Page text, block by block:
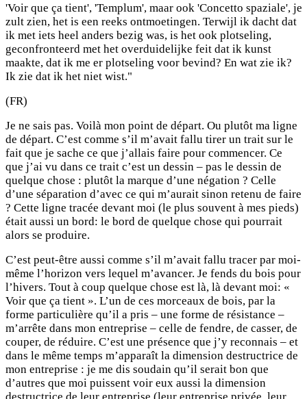
'Voir que ça tient', 'Templum', maar ook 'Concetto spaziale', je
zult zien, het is een reeks ontmoetingen. Terwijl ik dacht dat
ik met iets heel anders bezig was, is het ook plotseling,
geconfronteerd met het overduidelijke feit dat ik kunst
maakte, dat ik me er plotseling voor bevind? En wat zie ik?
Ik zie dat ik het niet wist."
(FR)
Je ne sais pas. Voilà mon point de départ. Ou plutôt ma ligne
de départ. C’est comme s’il m’avait fallu tirer un trait sur le
fait que je sache ce que j’allais faire pour commencer. Ce
que j’ai vu dans ce trait c’est un dessin – pas le dessin de
quelque chose : plutôt la marque d’une négation ? Celle
d’une séparation d’avec ce qui m’aurait sinon retenu de faire
? Cette ligne tracée devant moi (le plus souvent à mes pieds)
était aussi un bord: le bord de quelque chose qui pourrait
alors se produire.
C’est peut-être aussi comme s’il m’avait fallu tracer par moi-
même l’horizon vers lequel m’avancer. Je fends du bois pour
l’hivers. Tout à coup quelque chose est là, là devant moi: «
Voir que ça tient ». L’un de ces morceaux de bois, par la
forme particulière qu’il a pris – une forme de résistance –
m’arrête dans mon entreprise – celle de fendre, de casser, de
couper, de réduire. C’est une présence que j’y reconnais – et
dans le même temps m’apparaît la dimension destructrice de
mon entreprise : je me dis soudain qu’il serait bon que
d’autres que moi puissent voir eux aussi la dimension